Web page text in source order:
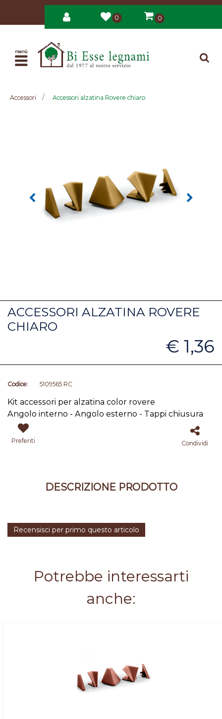
0 0
Open
Accessori Accessori alzatina Rovere chiaro
ACCESSORI ALZATINA ROVERE
CHIARO
€ 1,36
Codice: 5109565 RC
Kit accessori per alzatina color rovere
Angolo interno - Angolo esterno - Tappi chiusura
Preferiti Condividi
DESCRIZIONE PRODOTTO
Recensisci per primo questo articolo
Potrebbe interessarti
anche: